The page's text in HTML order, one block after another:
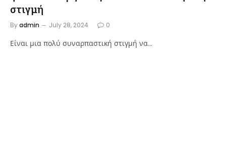
στιγμή
Byadmin July 28, 2024 0
Είναι μια πολύ συναρπαστική στιγμή να…